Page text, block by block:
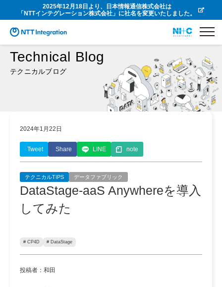
2025年12月18日より、日本情報通信株式会社は
「NTTインテグレーション株式会社」に社名を変更いたしました。
Technical Blog
テクニカルブログ
2024年1月22日
Tweet Share LINE note
テクニカルTIPS データファブリック
DataStage-aaS Anywhereを導入
してみた
# CP4D # DataStage
投稿者：和田